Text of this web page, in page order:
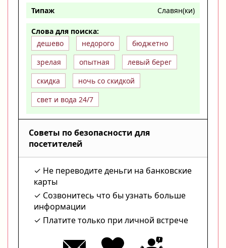
Типаж Славян(ки)
Слова для поиска:
дешево
недорого
бюджетно
зрелая
опытная
левый берег
скидка
ночь со скидкой
свет и вода 24/7
Советы по безопасности для
посетителей
Не переводите деньги на банковские
карты
Созвонитесь что бы узнать больше
информации
Платите только при личной встрече